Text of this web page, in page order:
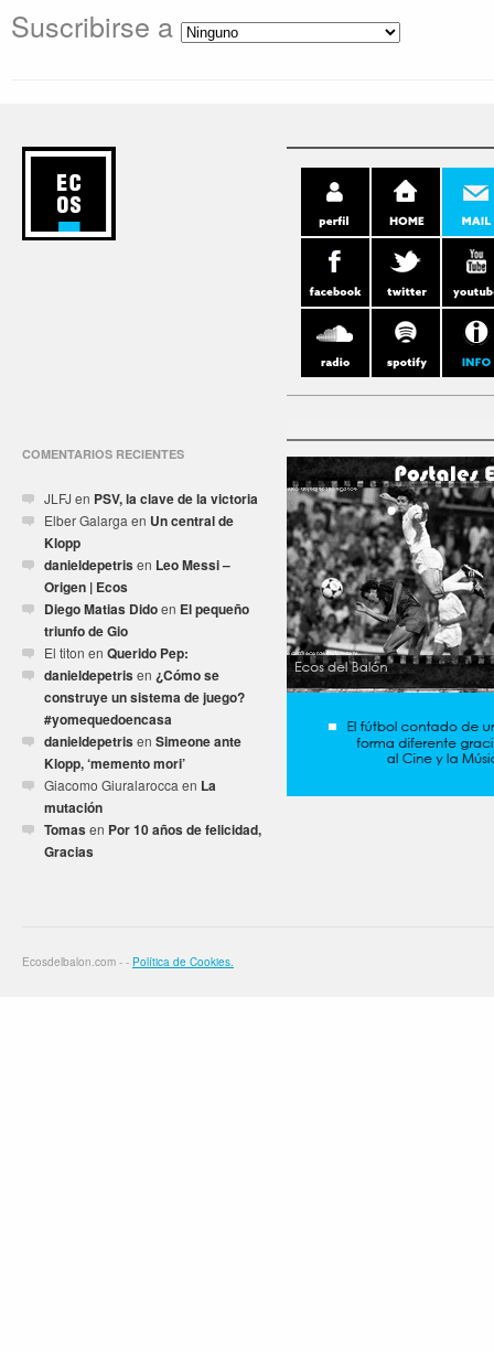
Suscribirse a
COMENTARIOS RECIENTES
JLFJ en PSV, la clave de la victoria
Elber Galarga en Un central de
Klopp
danieldepetrisen Leo Messi –
Origen | Ecos
Diego Matias Didoen El pequeño
triunfo de Gio
El titon en Querido Pep:
danieldepetrisen ¿Cómo se
construye un sistema de juego?
#yomequedoencasa
danieldepetrisen Simeone ante
Klopp, ‘memento mori’
Giacomo Giuralarocca en La
mutación
Tomasen Por 10 años de felicidad,
Gracias
Ecosdelbalon.com - - Política de Cookies.